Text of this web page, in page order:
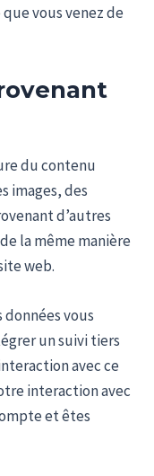
vous venez de
du contenu
images, des
d’autres
la même manière
web.
vous
un suivi tiers
avec ce
interaction avec
et êtes